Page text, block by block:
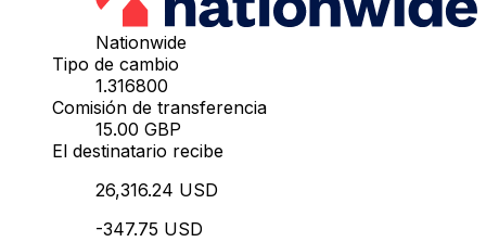
Nationwide
Tipo de cambio
1.316800
Comisión de transferencia
15.00 GBP
El destinatario recibe
26,316.24 USD
-347.75 USD